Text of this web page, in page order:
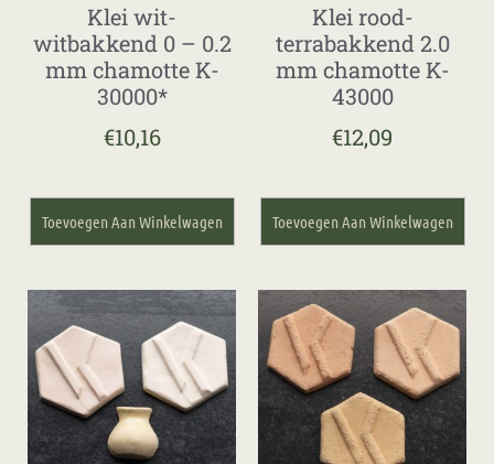
Klei wit-
witbakkend 0 – 0.2
mm chamotte K-
30000*
€10,16
Toevoegen Aan Winkelwagen
Klei rood-
terrabakkend 2.0
mm chamotte K-
43000
€12,09
Toevoegen Aan Winkelwagen